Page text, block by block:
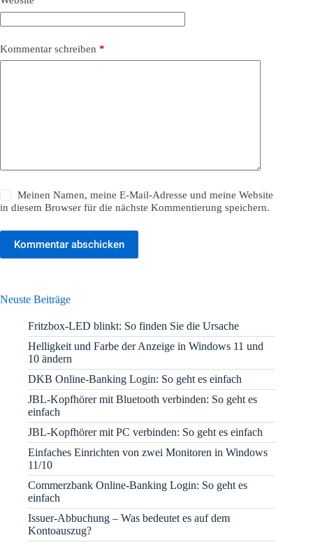
Kommentar schreiben *
Meinen Namen, meine E-Mail-Adresse und meine Website
in diesem Browser für die nächste Kommentierung speichern.
Kommentar abschicken
Neuste Beiträge
Fritzbox-LED blinkt: So finden Sie die Ursache
Helligkeit und Farbe der Anzeige in Windows 11 und
10 ändern
DKB Online-Banking Login: So geht es einfach
JBL-Kopfhörer mit Bluetooth verbinden: So geht es
einfach
JBL-Kopfhörer mit PC verbinden: So geht es einfach
Einfaches Einrichten von zwei Monitoren in Windows
11/10
Commerzbank Online-Banking Login: So geht es
einfach
Issuer-Abbuchung – Was bedeutet es auf dem
Kontoauszug?